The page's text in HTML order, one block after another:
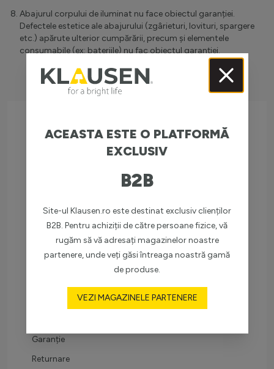
ACEASTA ESTE O PLATFORMĂ
EXCLUSIV
B2B
Site-ul Klausen.ro este destinat exclusiv clienților
B2B. Pentru achiziții de către persoane fizice, vă
rugăm să vă adresați magazinelor noastre
partenere, unde veți găsi întreaga noastră gamă
de produse.
VEZI MAGAZINELE PARTENERE
Abajurul corpului de iluminat nu face obiectul garanției.
Defectele estetice ale abajurului (zgârieturi, lovituri, spargere
etc.) apărute ulterior cumpărării, precum și elementele
consumabile (ex: bateriile) nu fac obiectul garanției.
INFOCENTER
Brandurile noastre
Certificate
Garanție
Returnare